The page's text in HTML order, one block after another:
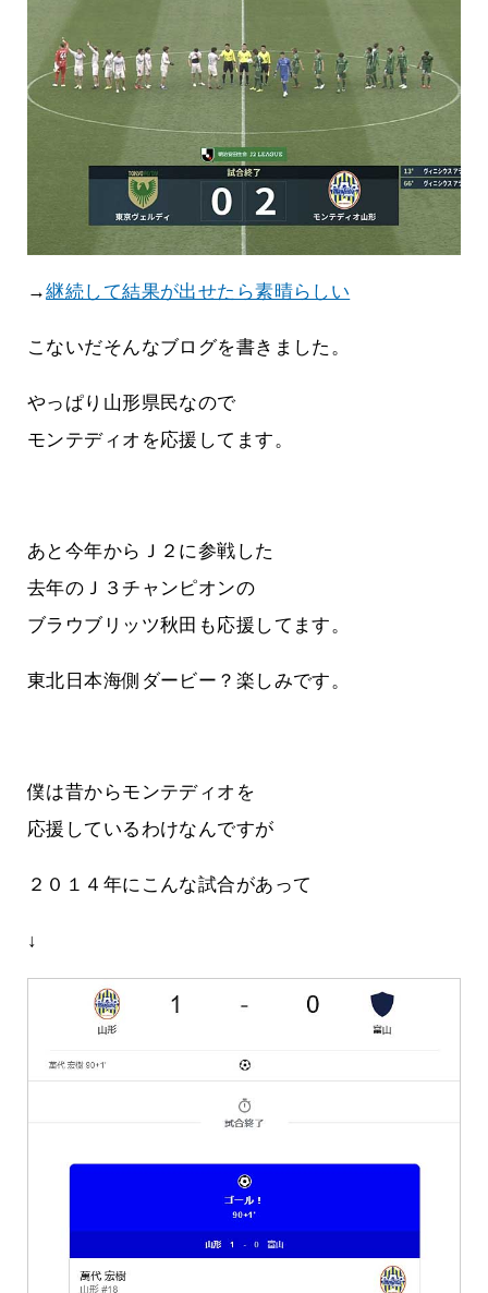
→継続して結果が出せたら素晴らしい
こないだそんなブログを書きました。
やっぱり山形県民なので
モンテディオを応援してます。
あと今年からＪ２に参戦した
去年のＪ３チャンピオンの
ブラウブリッツ秋田も応援してます。
東北日本海側ダービー？楽しみです。
僕は昔からモンテディオを
応援しているわけなんですが
２０１４年にこんな試合があって
↓